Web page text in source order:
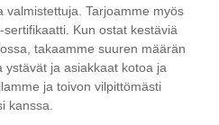
valmistettuja. Tarjoamme myös
Kun ostat kestäviä
takaamme suuren määrän
ystävät ja asiakkaat kotoa ja
ja toivon vilpittömästi
kanssa.